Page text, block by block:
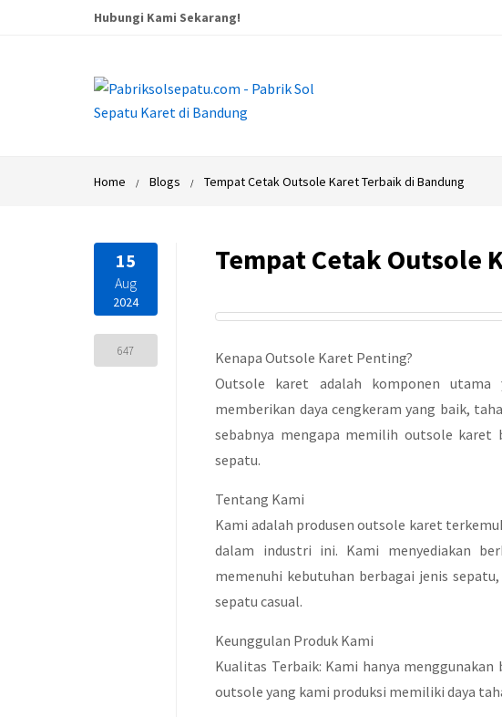
Hubungi Kami Sekarang!
Home Blogs Tempat Cetak Outsole Karet Terbaik di Bandung
15
Aug
2024
647
Tempat Cetak Outsole
Kenapa Outsole Karet Penting?
Outsole karet adalah komponen
memberikan daya cengkeram yang baik,
sebabnya mengapa memilih outsole
sepatu.
Tentang Kami
Kami adalah produsen outsole karet
dalam industri ini. Kami menyediakan
memenuhi kebutuhan berbagai jenis
sepatu casual.
Keunggulan Produk Kami
Kualitas Terbaik: Kami hanya
outsole yang kami produksi memiliki daya